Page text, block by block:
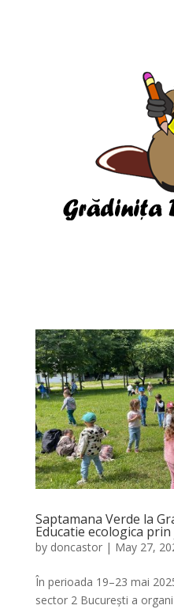
Saptamana Verde la
Educatie ecologica
by doncastor| May 27,
În perioada 19–23 mai
sector 2 București a